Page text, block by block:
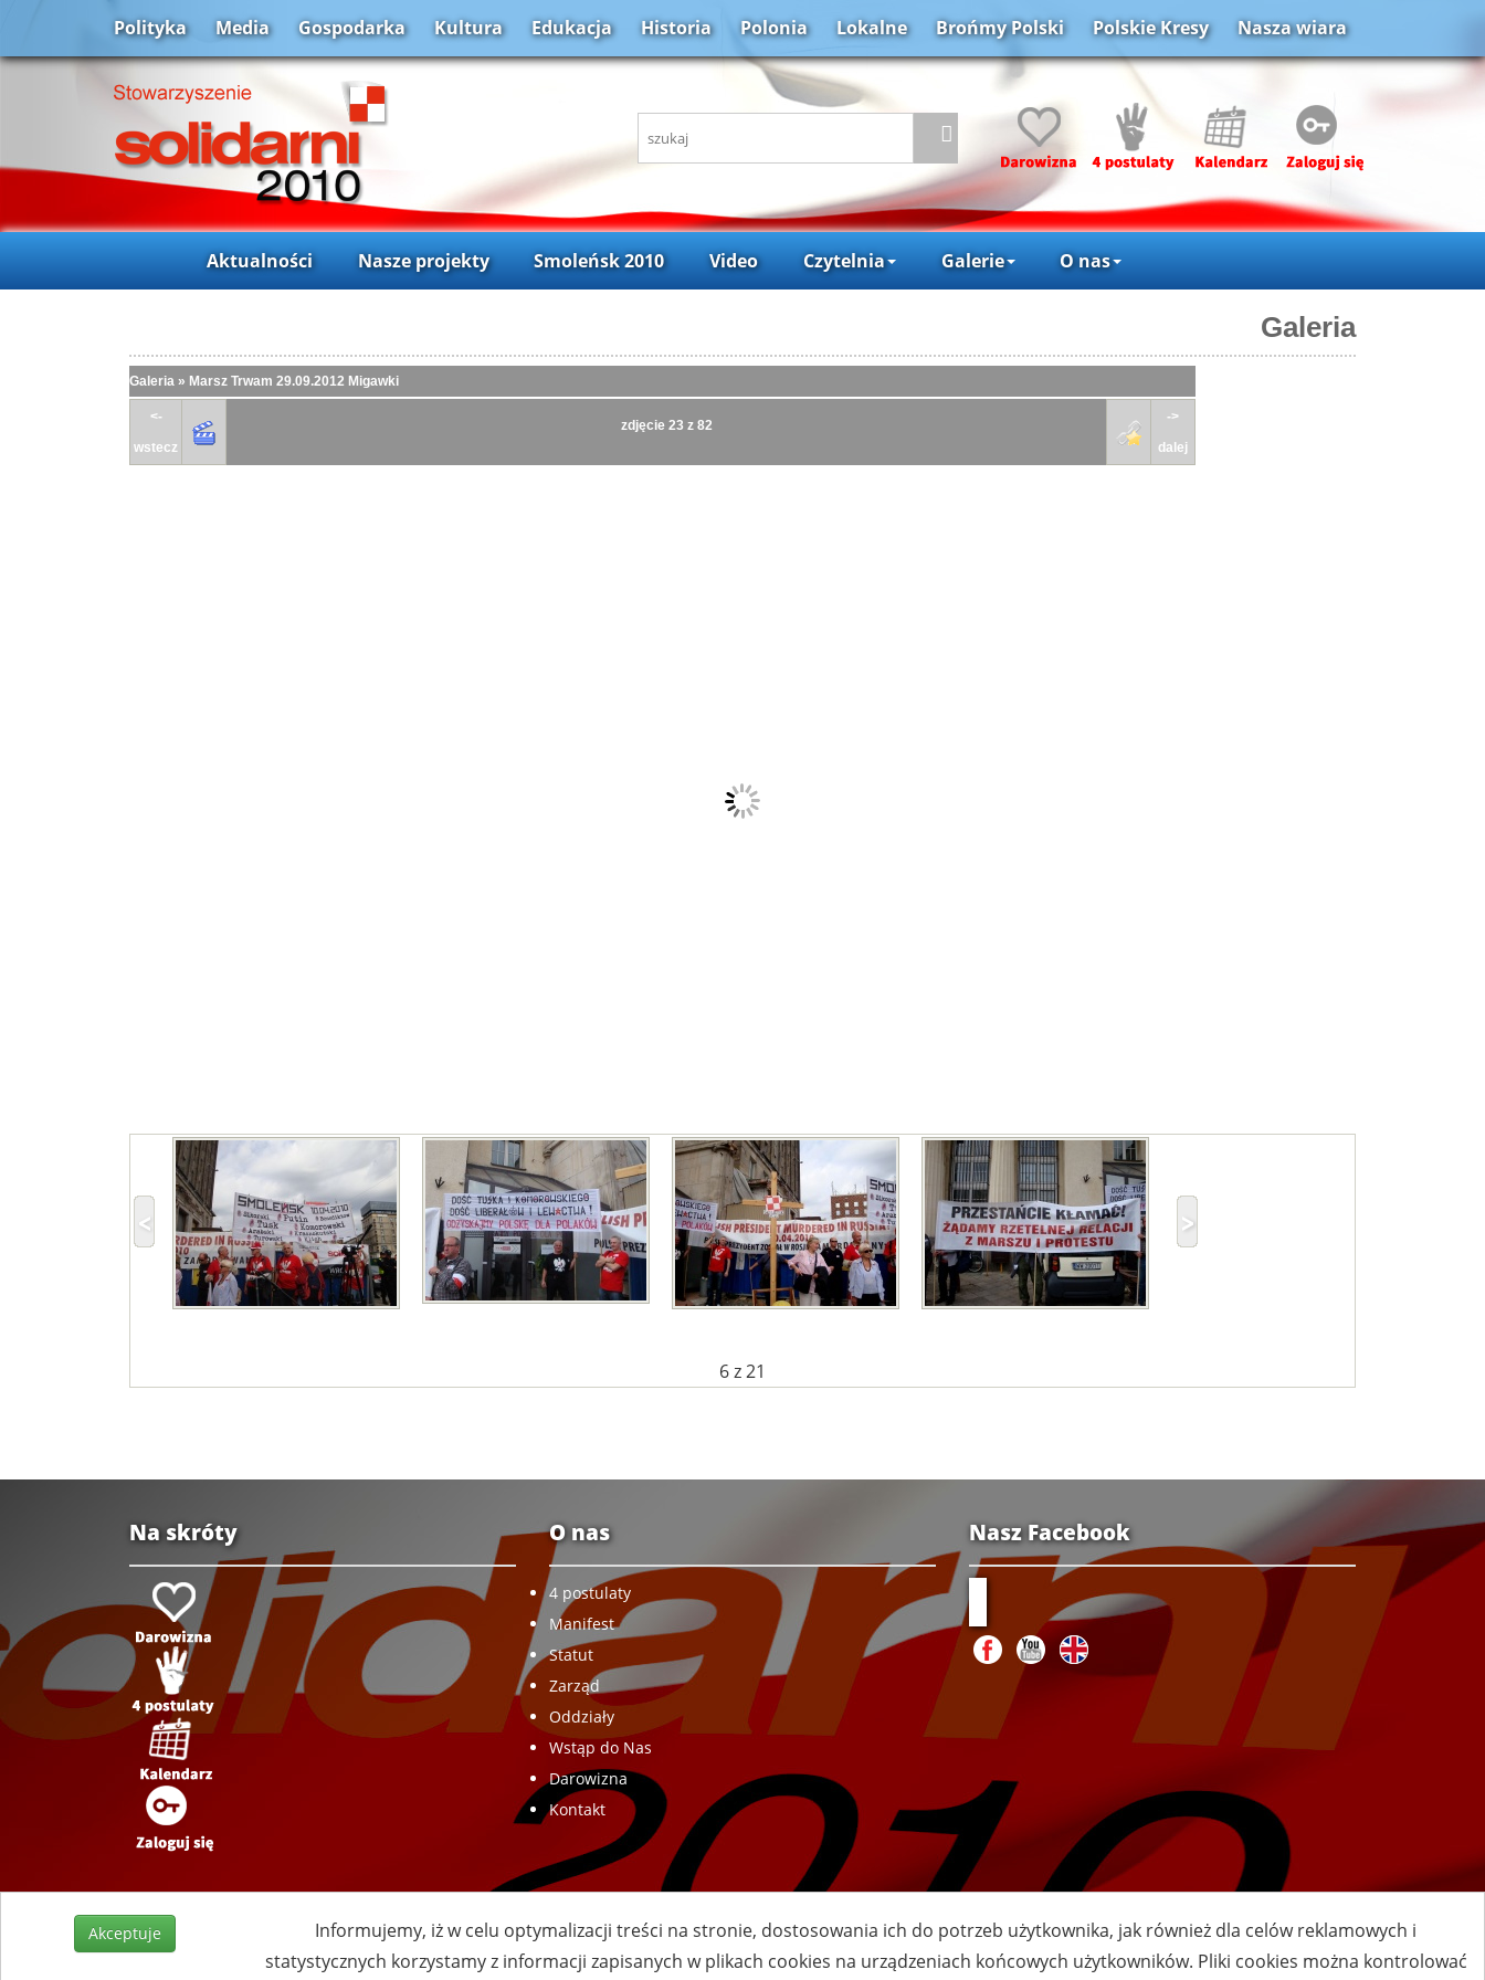
Polityka Media Gospodarka Kultura Edukacja Historia Polonia Lokalne Brońmy Polski Polskie Kresy Nasza wiara
Aktualności Nasze projekty Smoleńsk 2010 Video Czytelnia Galerie O nas
Galeria
Galeria » Marsz Trwam 29.09.2012 Migawki
<-
wstecz
zdjęcie 23 z 82
->
dalej
6z 21
Na skróty O nas
4 postulaty
Manifest
Statut
Zarząd
Oddziały
Wstąp do Nas
Darowizna
Kontakt
Nasz Facebook
Akceptuje
Informujemy, iż w celu optymalizacji treści na stronie, dostosowania ich do potrzeb użytkownika, jak również dla celów reklamowych i
statystycznych korzystamy z informacji zapisanych w plikach cookies na urządzeniach końcowych użytkowników. Pliki cookies można kontrolować